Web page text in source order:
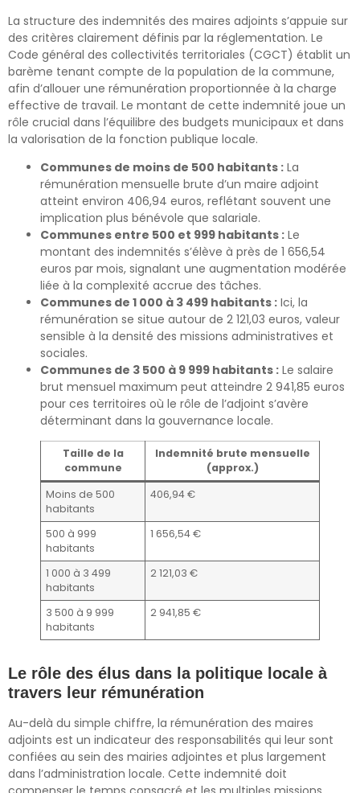
La structure des indemnités des maires adjoints s’appuie sur
des critères clairement définis par la réglementation. Le
Code général des collectivités territoriales (CGCT) établit un
barème tenant compte de la population de la commune,
afin d’allouer une rémunération proportionnée à la charge
effective de travail. Le montant de cette indemnité joue un
rôle crucial dans l’équilibre des budgets municipaux et dans
la valorisation de la fonction publique locale.
Communes de moins de 500 habitants : La
rémunération mensuelle brute d’un maire adjoint
atteint environ 406,94 euros, reflétant souvent une
implication plus bénévole que salariale.
Communes entre 500 et 999 habitants : Le
montant des indemnités s’élève à près de 1 656,54
euros par mois, signalant une augmentation modérée
liée à la complexité accrue des tâches.
Communes de 1 000 à 3 499 habitants : Ici, la
rémunération se situe autour de 2 121,03 euros, valeur
sensible à la densité des missions administratives et
sociales.
Communes de 3 500 à 9 999 habitants : Le salaire
brut mensuel maximum peut atteindre 2 941,85 euros
pour ces territoires où le rôle de l’adjoint s’avère
déterminant dans la gouvernance locale.
Taille de la
commune
Indemnité brute mensuelle
(approx.)
Moins de 500
habitants
406,94 €
500 à 999
habitants
1 656,54 €
1 000 à 3 499
habitants
2 121,03 €
3 500 à 9 999
habitants
2 941,85 €
Le rôle des élus dans la politique locale à
travers leur rémunération
Au-delà du simple chiffre, la rémunération des maires
adjoints est un indicateur des responsabilités qui leur sont
confiées au sein des mairies adjointes et plus largement
dans l’administration locale. Cette indemnité doit